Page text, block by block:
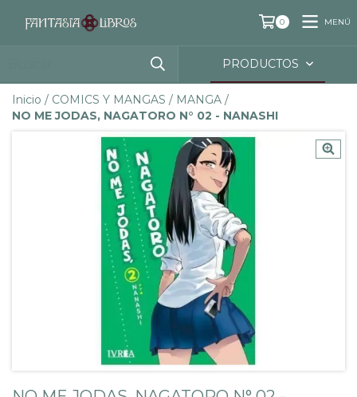
0 MENÚ
PRODUCTOS
Inicio / COMICS Y MANGAS / MANGA /
NO ME JODAS, NAGATORO N° 02 - NANASHI